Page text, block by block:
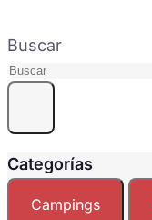
Buscar
Categorías
Campings